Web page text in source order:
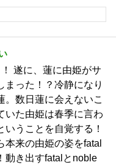
遂に、蓮に由姫がサ
まった！？冷静になり
。数日蓮に会えないこ
いた由姫は春季に言わ
うことを自覚する！
本来の由姫の姿をfatal
動き出すfatalとnoble